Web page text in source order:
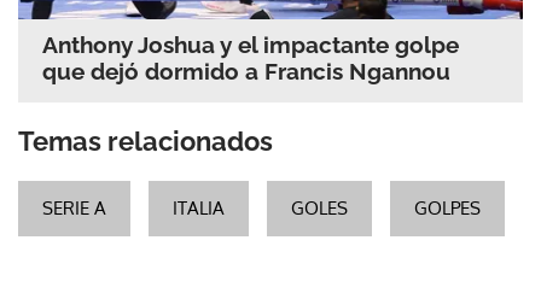
Anthony Joshua y el impactante golpe
que dejó dormido a Francis Ngannou
Temas relacionados
SERIE A ITALIA GOLES GOLPES